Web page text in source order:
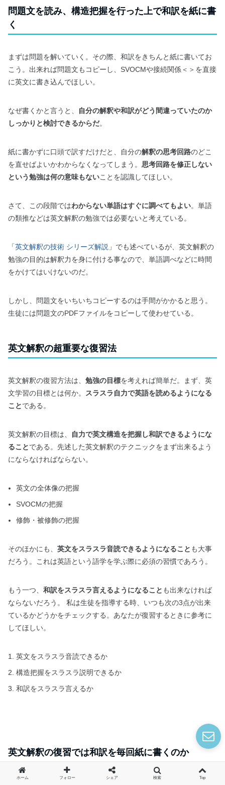
問題文を読み、構造把握を行った上で和訳を紙に書
く
まずは問題を解いていく。その際、和訳をきちんと紙に書いてお
こう。出来れば問題文もコピーし、SVOCMや接続関係＜＞を直接
に英文に書き込んでほしい。
なぜ書くかと言うと、
自分の解釈や和訳がどう間違っていたのか
しっかりと検討できるからだ。
紙に書かずに口頭で訳すだけだと、自分の解釈の思考回路のどこ
を直せばよいかわからなくなってしまう。 思考回路を修正しない
という勉強は何の意味もないことを認識してほしい。
さて、この段階ではわからない単語はすぐに調べてもよい。単語
の類推などは英文解釈の勉強では必要ないと考えている。
「英文解釈の技術 シリーズ解説 」でも述べているが、英文解釈の
勉強の目的は解釈力を身に付ける事なので、単語調べなどに時間
をかけてはいけないのだ。
しかし、問題文をいちいちコピーするのは手間がかかると思う。
生徒には問題文のPDFファイルをコピーして使わせている。
英文解釈の超重要な復習法
英文解釈の復習方法は、 勉強の目標を考えれば簡単だ。まず、英
文学習の目標とは何か。
スラスラ自力で英語を読めるようになる
ことである。
英文解釈の目標は、
自力で英文構造を把握し和訳できるようにな
ることである。先述した英文解釈のテクニックをまず出来るよう
にならなければならない。
英文の全体像の把握
SVOCMの把握
修飾・被修飾の把握
そのほかにも、 英文をスラスラ音読できるようになること も大事
だろう。これは英語という語学を学ぶ際に必須の習慣であろう。
もう一つ、 和訳をスラスラ言えるようになること も出来なければ
ならないだろう。 私は生徒を指導する時、いつも次の3点が出来
ているかどうかをチェックする。あなたが復習するときに参考に
してほしい。
英文をスラスラ音読できるか
構造把握をスラスラ説明できるか
和訳をスラスラ言えるか
英文解釈の復習では和訳を毎回紙に書くのか
ホーム フォロー シェア 検索 Top